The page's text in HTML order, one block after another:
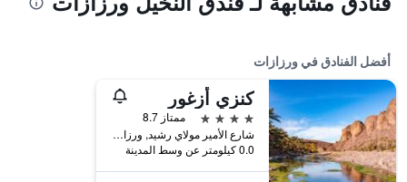
أفضل الفنادق في ورزازات
كنزي أزغور
4 نجوم
ممتاز 8.7
شارع الأمير مولاي رشيد, ورزازات, المغرب
0.0 كيلومتر عن وسط المدينة